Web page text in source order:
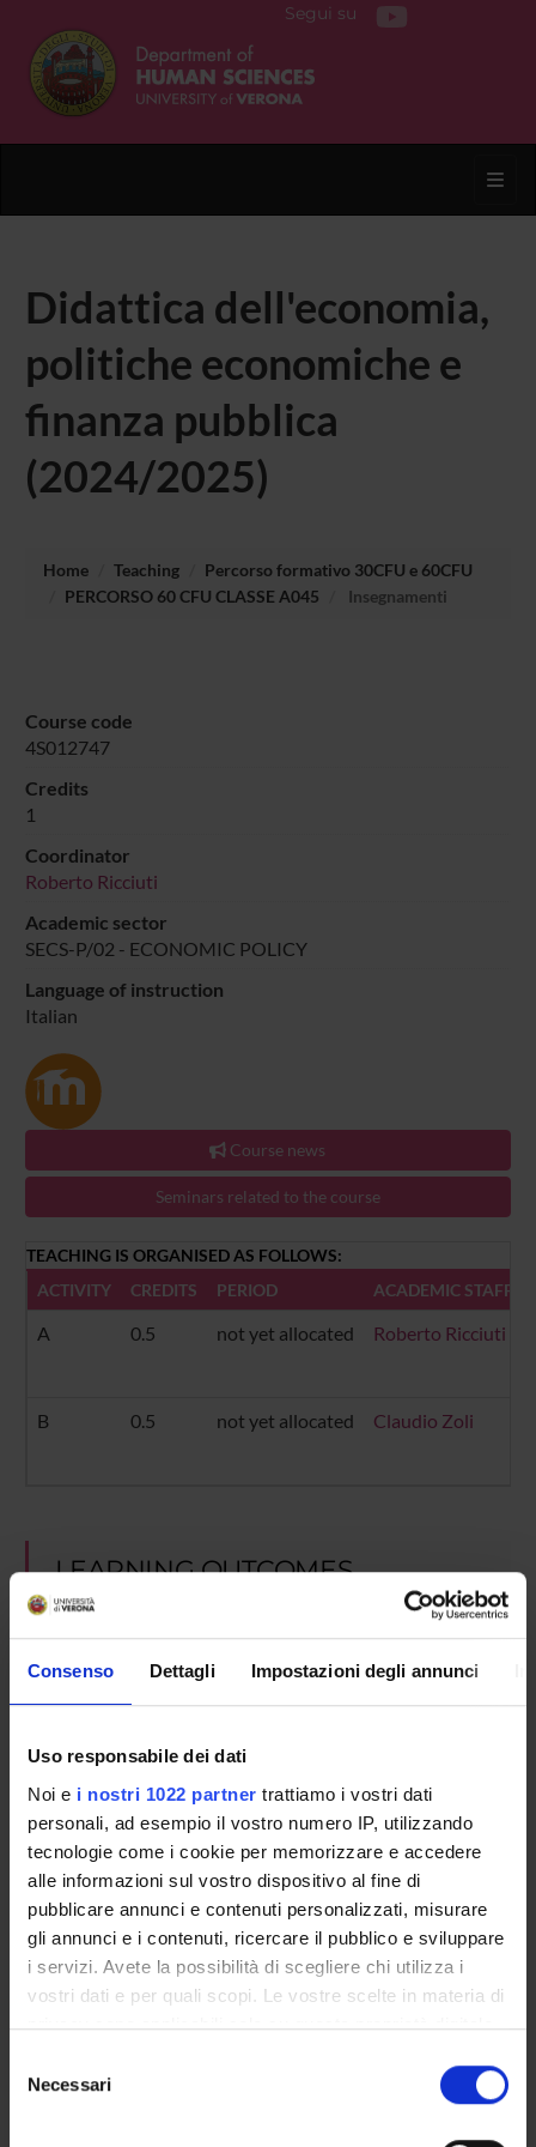
Consenso Dettagli Impostazioni degli annunci
Uso responsabile dei dati
Noi e i nostri 1022 partner trattiamo i vostri dati
personali, ad esempio il vostro numero IP, utilizzando
tecnologie come i cookie per memorizzare e accedere
alle informazioni sul vostro dispositivo al fine di
pubblicare annunci e contenuti personalizzati, misurare
gli annunci e i contenuti, ricercare il pubblico e sviluppare
i servizi. Avete la possibilità di scegliere chi utilizza i
vostri dati e per quali scopi. Le vostre scelte in materia di
privacy sono applicabili solo su questa proprietà digitale
modificare o revocare il proprio consenso in qualsiasi
momento dalla Dichiarazione sui cookie o facendo clic
delNecessari
Segui su
Didattica dell'economia,
politiche economiche e
finanza pubblica
(2024/2025)
Home Teaching
Percorso formativo 30CFU e 60CFU
PERCORSO 60 CFU CLASSE A045
Insegnamenti
Course code
4S012747
Credits
1
Coordinator
Roberto Ricciuti
Academic sector
SECS-P/02 - ECONOMIC POLICY
Language of instruction
Italian
Course news
Seminars related to the course
TEACHING IS ORGANISED AS FOLLOWS:
ACTIVITY
CREDITS PERIOD ACADEMIC STAFF
A 0.5 not yet allocated Roberto Ricciuti
B 0.5 not yet allocated Claudio Zoli
LEARNING OUTCOMES
See "Economic and industrial policies in combating social
problems and promoting development: teaching
See "Economic and industrial policies in combating social
problems and promoting development: teaching
suggestions"
ASSESSMENT METHODS AND
CRITERIA
See "Economic and industrial policies in combating social